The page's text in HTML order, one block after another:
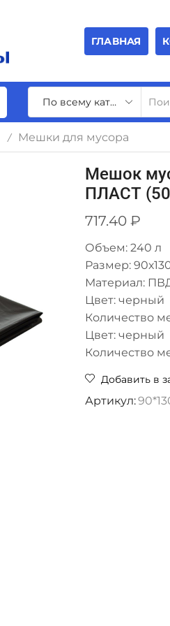
ГЛАВНАЯ
/ Мешки для мусора
Мешок
ПЛАСТ
717.40 ₽
Объем: 240 л
Размер:
Материал:
Цвет: черный
Количество
Цвет: черный
Количество
Добавить в
Артикул: